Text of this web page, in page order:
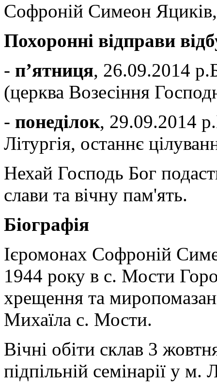
Софроній Симеон
Похоронні відправи
- п’ятниця, 26.09.2014
(церква Возесіння
- понеділок, 29.09.2014
Літургія, останнє
Нехай Господь Бог
слави та вічну пам'ять.
Біографія
Ієромонах Софроній
1944 року в с. Мости
хрещення та
Михаїла с. Мости.
Вічні обіти склав 3
підпільній семінарії у м.